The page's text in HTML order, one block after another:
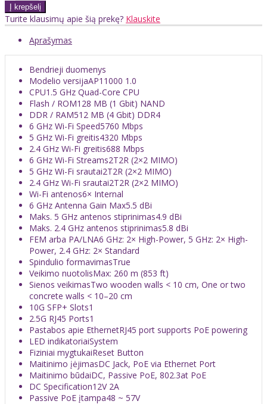
Turite klausimų apie šią prekę? Klauskite
Aprašymas
Bendrieji duomenys
Modelio versijaAP11000 1.0
CPU1.5 GHz Quad-Core CPU
Flash / ROM128 MB (1 Gbit) NAND
DDR / RAM512 MB (4 Gbit) DDR4
6 GHz Wi-Fi Speed5760 Mbps
5 GHz Wi-Fi greitis4320 Mbps
2.4 GHz Wi-Fi greitis688 Mbps
6 GHz Wi-Fi Streams2T2R (2×2 MIMO)
5 GHz Wi-Fi srautai2T2R (2×2 MIMO)
2.4 GHz Wi-Fi srautai2T2R (2×2 MIMO)
Wi-Fi antenos6× Internal
6 GHz Antenna Gain Max5.5 dBi
Maks. 5 GHz antenos stiprinimas4.9 dBi
Maks. 2.4 GHz antenos stiprinimas5.8 dBi
FEM arba PA/LNA6 GHz: 2× High-Power, 5 GHz: 2× High-
Power, 2.4 GHz: 2× Standard
Spindulio formavimasTrue
Veikimo nuotolisMax: 260 m (853 ft)
Sienos veikimasTwo wooden walls < 10 cm, One or two
concrete walls < 10–20 cm
10G SFP+ Slots1
2.5G RJ45 Ports1
Pastabos apie EthernetRJ45 port supports PoE powering
LED indikatoriaiSystem
Fiziniai mygtukaiReset Button
Maitinimo įėjimasDC Jack, PoE via Ethernet Port
Maitinimo būdaiDC, Passive PoE, 802.3at PoE
DC Specification12V 2A
Passive PoE įtampa48 ~ 57V